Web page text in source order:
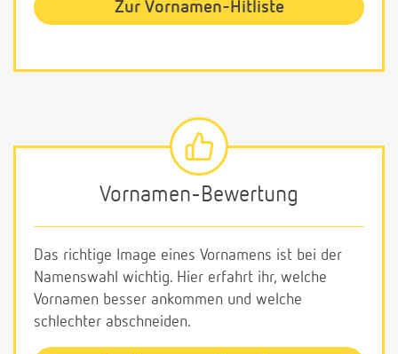
Zur Vornamen-Hitliste
Vornamen-Bewertung
Das richtige Image eines Vornamens ist bei der
Namenswahl wichtig. Hier erfahrt ihr, welche
Vornamen besser ankommen und welche
schlechter abschneiden.